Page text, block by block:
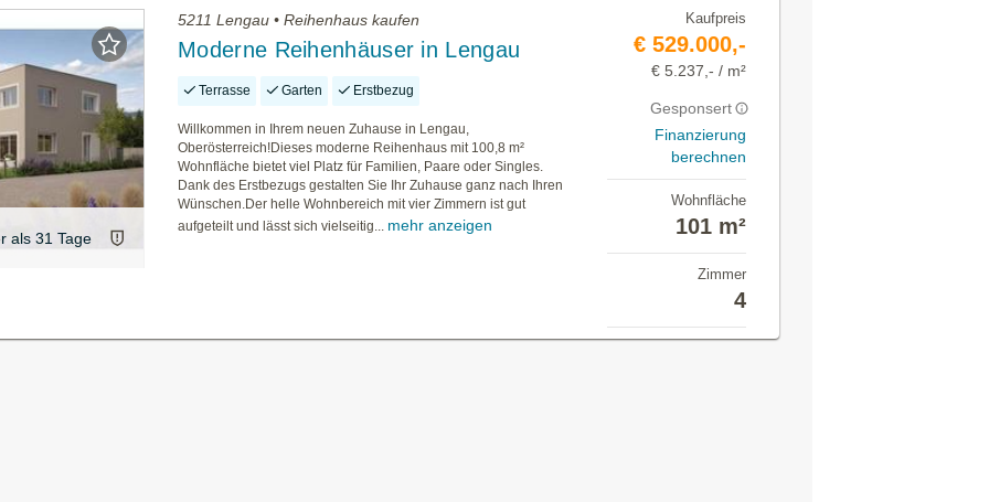
als 31 Tage
5211 Lengau • Reihenhaus kaufen
Moderne Reihenhäuser in Lengau
Terrasse Garten Erstbezug
Willkommen in Ihrem neuen Zuhause in Lengau,
Oberösterreich!Dieses moderne Reihenhaus mit 100,8 m²
Wohnfläche bietet viel Platz für Familien, Paare oder Singles.
Dank des Erstbezugs gestalten Sie Ihr Zuhause ganz nach Ihren
Wünschen.Der helle Wohnbereich mit vier Zimmern ist gut
aufgeteilt und lässt sich vielseitig... mehr anzeigen
Kaufpreis
€ 529.000,-
€ 5.237,- / m²
Gesponsert
Finanzierung
berechnen
Wohnfläche
101 m²
Zimmer
4